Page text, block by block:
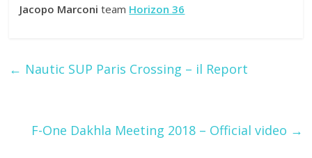
Jacopo Marconi team Horizon 36
← Nautic SUP Paris Crossing – il Report
F-One Dakhla Meeting 2018 – Official video →